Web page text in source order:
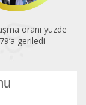
150 kadın